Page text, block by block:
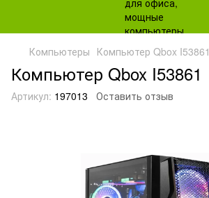
Компьютеры Компьютер Qbox I53861
Компьютер Qbox I53861
Артикул: 197013 Оставить отзыв